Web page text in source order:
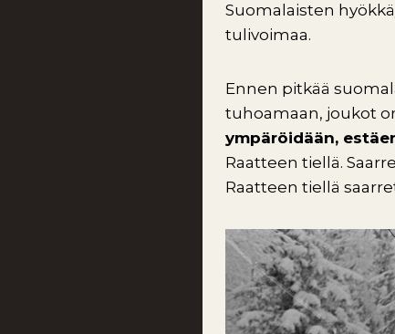
Suomalaisten
tulivoimaa.
Ennen pitkää
tuhoamaan, joukot
ympäröidään,
Raatteen tiellä.
Raatteen tiellä